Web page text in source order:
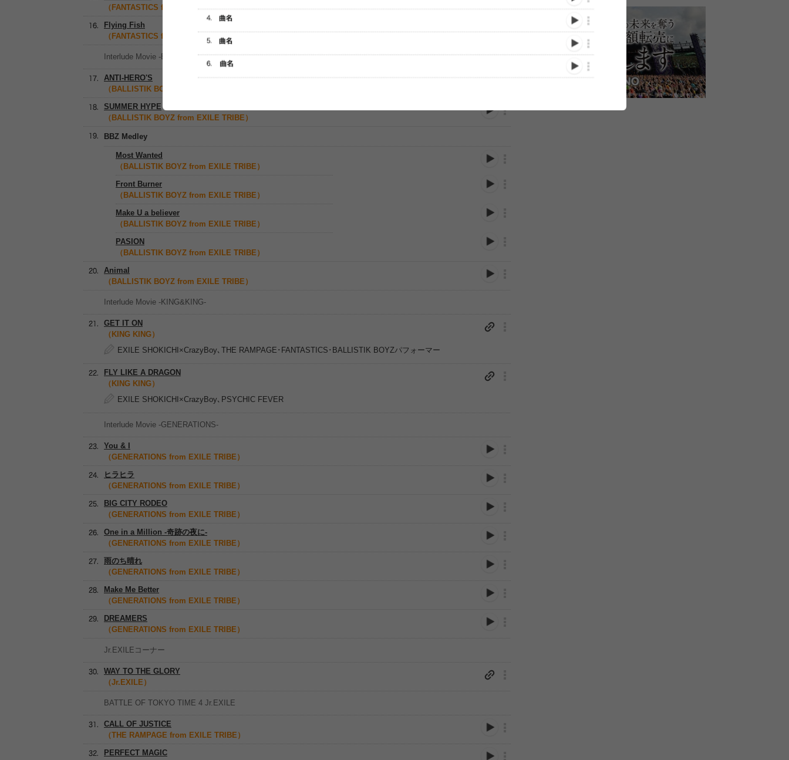
（FANTASTICS from EXILE TRIBE）
Flying Fish
（FANTASTICS from EXILE TRIBE）
Interlude Movie -BALLISTIK BOYZ-
ANTI-HERO'S
（BALLISTIK BOYZ from EXILE TRIBE）
SUMMER HYPE
（BALLISTIK BOYZ from EXILE TRIBE）
BBZ Medley
Most Wanted
（BALLISTIK BOYZ from EXILE TRIBE）
Front Burner
（BALLISTIK BOYZ from EXILE TRIBE）
Make U a believer
（BALLISTIK BOYZ from EXILE TRIBE）
PASION
（BALLISTIK BOYZ from EXILE TRIBE）
Animal
（BALLISTIK BOYZ from EXILE TRIBE）
Interlude Movie -KING&KING-
GET IT ON
（KING KING）
EXILE SHOKICHI×CrazyBoy､THE RAMPAGE･FANTASTICS･BALLISTIK BOYZパフォーマー
FLY LIKE A DRAGON
（KING KING）
EXILE SHOKICHI×CrazyBoy､PSYCHIC FEVER
Interlude Movie -GENERATIONS-
You & I
（GENERATIONS from EXILE TRIBE）
ヒラヒラ
（GENERATIONS from EXILE TRIBE）
BIG CITY RODEO
（GENERATIONS from EXILE TRIBE）
One in a Million -奇跡の夜に-
（GENERATIONS from EXILE TRIBE）
雨のち晴れ
（GENERATIONS from EXILE TRIBE）
Make Me Better
（GENERATIONS from EXILE TRIBE）
DREAMERS
（GENERATIONS from EXILE TRIBE）
Jr.EXILEコーナー
WAY TO THE GLORY
（Jr.EXILE）
BATTLE OF TOKYO TIME 4 Jr.EXILE
CALL OF JUSTICE
（THE RAMPAGE from EXILE TRIBE）
PERFECT MAGIC